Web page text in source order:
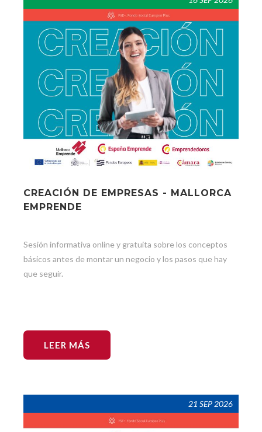
CREACIÓN DE EMPRESAS - MALLORCA
EMPRENDE
Sesión informativa online y gratuita sobre los conceptos
básicos antes de montar un negocio y los pasos que hay
que seguir.
LEER MÁS
21 SEP 2026